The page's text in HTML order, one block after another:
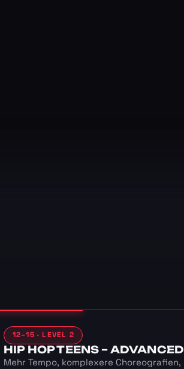
12–15 · LEVEL 2
HIP HOP TEENS – ADVANCED
Mehr Tempo, komplexere Choreografien,